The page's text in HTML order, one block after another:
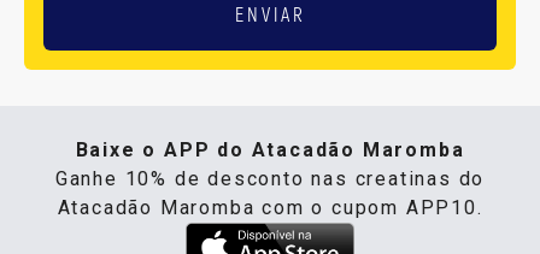
ENVIAR
Baixe o APP do Atacadão Maromba
Ganhe 10% de desconto nas creatinas do
Atacadão Maromba com o cupom APP10.